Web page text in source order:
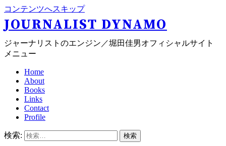
コンテンツへスキップ
JOURNALIST DYNAMO
ジャーナリストのエンジン／堀田佳男オフィシャルサイト
メニュー
Home
About
Books
Links
Contact
Profile
検索: